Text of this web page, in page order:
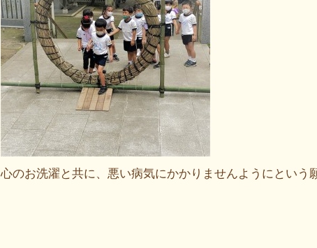
心のお洗濯と共に、悪い病気にかかりませんようにという